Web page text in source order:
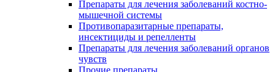
Препараты для лечения заболеваний костно-
мышечной системы
Противопаразитарные препараты,
инсектициды и репелленты
Препараты для лечения заболеваний органов
чувств
Прочие препараты